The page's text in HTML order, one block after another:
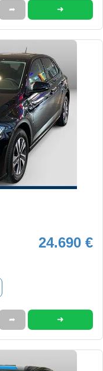
➦ ➜
24.690 €
➦ ➜